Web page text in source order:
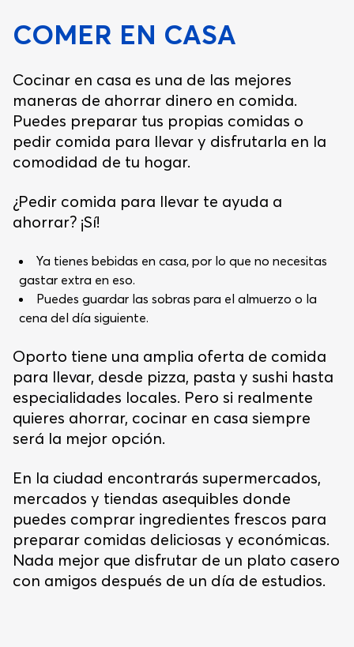
COMER EN CASA
Cocinar en casa es una de las mejores
maneras de ahorrar dinero en comida.
Puedes preparar tus propias comidas o
pedir comida para llevar y disfrutarla en la
comodidad de tu hogar.
¿Pedir comida para llevar te ayuda a
ahorrar? ¡Sí!
Ya tienes bebidas en casa, por lo que no necesitas
gastar extra en eso.
Puedes guardar las sobras para el almuerzo o la
cena del día siguiente.
Oporto tiene una amplia oferta de comida
para llevar, desde pizza, pasta y sushi hasta
especialidades locales. Pero si realmente
quieres ahorrar, cocinar en casa siempre
será la mejor opción.
En la ciudad encontrarás supermercados,
mercados y tiendas asequibles donde
puedes comprar ingredientes frescos para
preparar comidas deliciosas y económicas.
Nada mejor que disfrutar de un plato casero
con amigos después de un día de estudios.